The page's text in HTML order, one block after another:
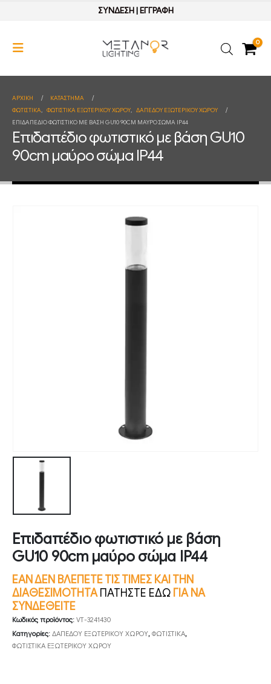
ΣΥΝΔΕΣΗ| ΕΓΓΡΑΦΗ
0
ΑΡΧΙΚΉ
ΚΑΤΆΣΤΗΜΑ
ΦΩΤΙΣΤΙΚΑ, ΦΩΤΙΣΤΙΚΑ ΕΞΩΤΕΡΙΚΟΥ ΧΩΡΟΥ, ΔΑΠΕΔΟΥ ΕΞΩΤΕΡΙΚΟΥ ΧΩΡΟΥ
ΕΠΙΔΑΠΈΔΙΟ ΦΩΤΙΣΤΙΚΌ ΜΕ ΒΆΣΗ GU10 90CM ΜΑΎΡΟ ΣΏΜΑ IP44
Επιδαπέδιο φωτιστικό με βάση GU10
90cm μαύρο σώμα IP44
Επιδαπέδιο φωτιστικό με βάση
GU10 90cm μαύρο σώμα IP44
ΕΑΝ ΔΕΝ ΒΛΕΠΕΤΕ ΤΙΣ ΤΙΜΕΣ ΚΑΙ ΤΗΝ
ΔΙΑΘΕΣΙΜΟΤΗΤΑ ΠΑΤΗΣΤΕ ΕΔΩ ΓΙΑ ΝΑ
ΣΥΝΔΕΘΕΙΤΕ
Κωδικός προϊόντος: VT-3241430
Κατηγορίες: ΔΑΠΕΔΟΥ ΕΞΩΤΕΡΙΚΟΥ ΧΩΡΟΥ, ΦΩΤΙΣΤΙΚΑ,
ΦΩΤΙΣΤΙΚΑ ΕΞΩΤΕΡΙΚΟΥ ΧΩΡΟΥ